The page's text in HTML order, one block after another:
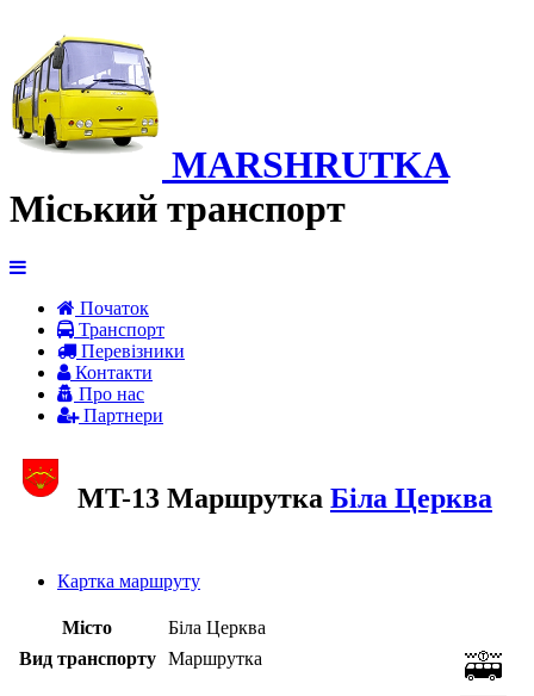
MARSHRUTKA
Міський транспорт
Початок
Транспорт
Перевiзники
Контакти
Про нас
Партнери
MT-13 Маршрутка Біла Церква
Картка маршруту
Місто
Біла Церква
Вид транспорту
Маршрутка